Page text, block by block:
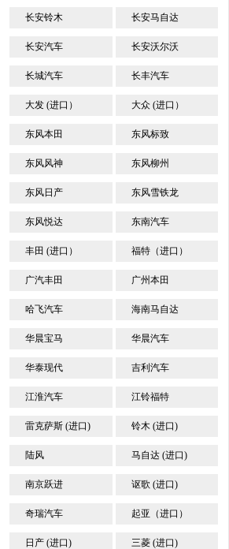
长安铃木 长安马自达
长安汽车 长安沃尔沃
长城汽车 长丰汽车
大发 (进口） 大众 (进口）
东风本田 东风标致
东风风神 东风柳州
东风日产 东风雪铁龙
东风悦达 东南汽车
丰田 (进口） 福特（进口）
广汽丰田 广州本田
哈飞汽车 海南马自达
华晨宝马 华晨汽车
华泰现代 吉利汽车
江淮汽车 江铃福特
雷克萨斯 (进口) 铃木 (进口)
陆风 马自达 (进口)
南京跃进 讴歌 (进口)
奇瑞汽车 起亚（进口）
日产 (进口) 三菱 (进口)